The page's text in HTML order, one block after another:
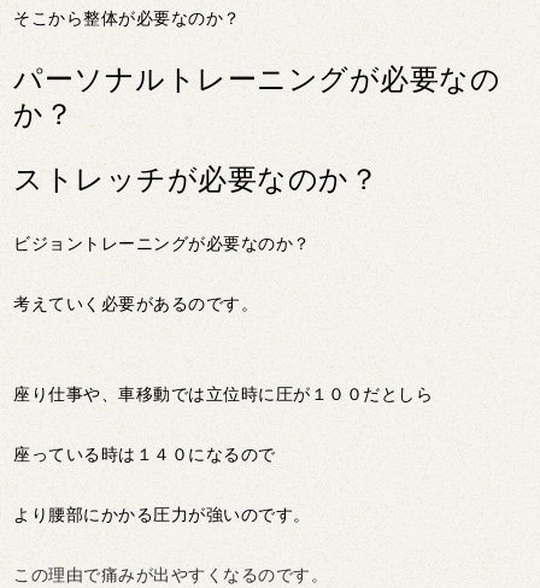
そこから整体が必要なのか？
パーソナルトレーニングが必要なの
か？
ストレッチが必要なのか？
ビジョントレーニングが必要なのか？
考えていく必要があるのです。
座り仕事や、車移動では立位時に圧が１００だとしら
座っている時は１４０になるので
より腰部にかかる圧力が強いのです。
この理由で痛みが出やすくなるのです。